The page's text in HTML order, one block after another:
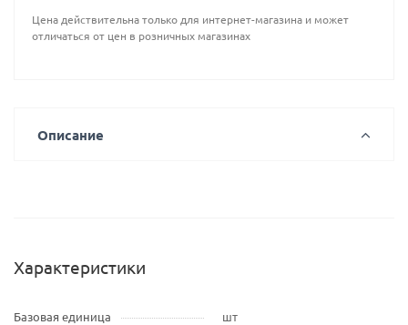
Цена действительна только для интернет-магазина и может
отличаться от цен в розничных магазинах
Описание
Характеристики
Базовая единица
шт